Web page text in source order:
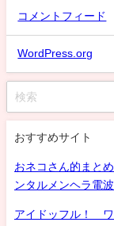
コメントフィード
WordPress.org
おすすめサイト
おネコさん的まと
ンタルメンヘラ電
アイドッフル！